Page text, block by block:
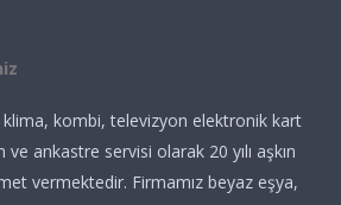
klima, kombi, televizyon elektronik kart
ankastre servisi olarak 20 yılı aşkın
vermektedir. Firmamız beyaz eşya,